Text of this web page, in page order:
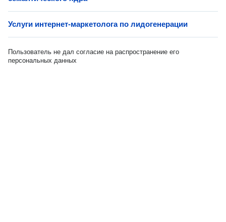
Услуги интернет-маркетолога по лидогенерации
Пользователь не дал согласие на распространение его
персональных данных